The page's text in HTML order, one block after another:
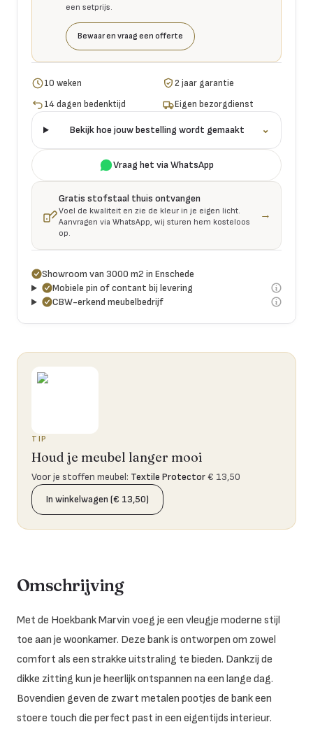
een setprijs.
Bewaar en vraag een offerte
10 weken
2 jaar garantie
14 dagen bedenktijd
Eigen bezorgdienst
Bekijk hoe jouw bestelling wordt gemaakt ⌄
Vraag het via WhatsApp
Gratis stofstaal thuis ontvangen
Voel de kwaliteit en zie de kleur in je eigen licht.
Aanvragen via WhatsApp, wij sturen hem kosteloos
op.
→
Showroom van 3000 m2 in Enschede
Mobiele pin of contant bij levering
CBW-erkend meubelbedrijf
TIP
Houd je meubel langer mooi
Voor je stoffen meubel: Textile Protector€ 13,50
In winkelwagen (€ 13,50)
Omschrijving
Met de Hoekbank Marvin voeg je een vleugje moderne stijl
toe aan je woonkamer. Deze bank is ontworpen om zowel
comfort als een strakke uitstraling te bieden. Dankzij de
dikke zitting kun je heerlijk ontspannen na een lange dag.
Bovendien geven de zwart metalen pootjes de bank een
stoere touch die perfect past in een eigentijds interieur.